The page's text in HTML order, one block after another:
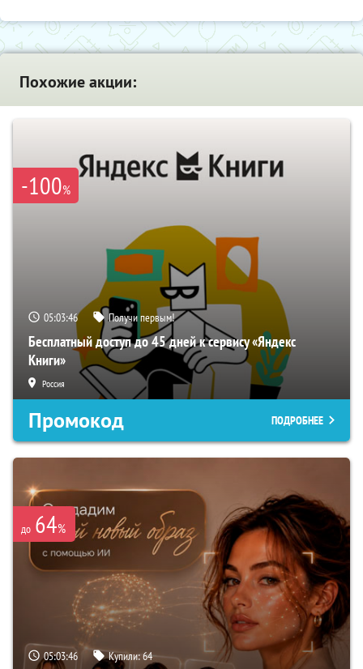
Похожие акции:
-100%
05:03:45 Получи первым!
Бесплатный доступ до 45 дней к сервису «Яндекс
Книги»
Россия
Промокод ПОДРОБНЕЕ
до 64%
05:03:45 Купили:64